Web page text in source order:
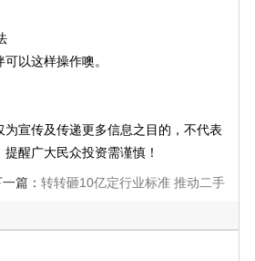
以这样操作噢。
宣传及传递更多信息之目的，不代表
醒广大民众投资需谨慎！
篇： 转转砸10亿定行业标准 推动二手